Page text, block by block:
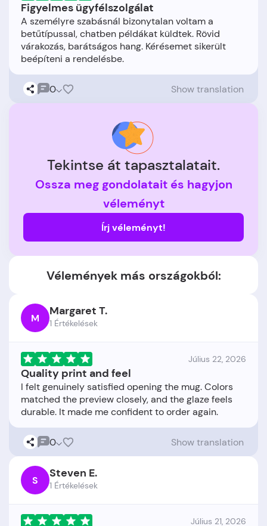
Figyelmes ügyfélszolgálat
A személyre szabásnál bizonytalan voltam a
betűtípussal, chatben példákat küldtek. Rövid
várakozás, barátságos hang. Kérésemet sikerült
0 Show translation
Tekintse át tapasztalatait.
Ossza meg gondolatait és hagyjon
véleményt
Írj véleményt!
Vélemények más országokból:
M Margaret T.
1 Értékelések
Július 22, 2026
Quality print and feel
I felt genuinely satisfied opening the mug. Colors
matched the preview closely, and the glaze feels
0 Show translation
S Steven E.
1 Értékelések
Július 21, 2026